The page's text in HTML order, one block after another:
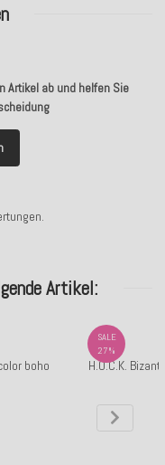
Artikel ab und helfen Sie
Artikel:
boho
SALE
27%
H.O.C.K.